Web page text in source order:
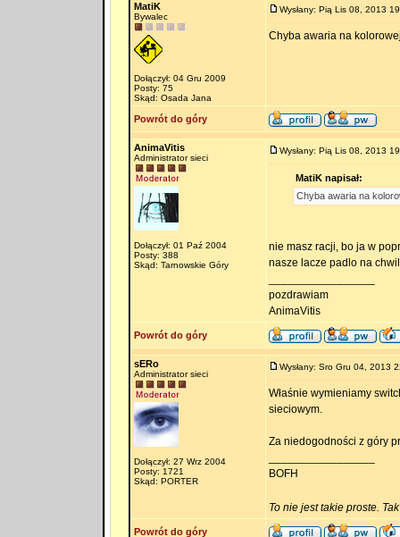
MatiK
Bywalec
Dołączył: 04 Gru 2009
Posty: 75
Skąd: Osada Jana
Wysłany: Pią Lis 08, 2013
Chyba awaria na
Powrót do góry
AnimaVitis
Administrator sieci
Dołączył: 01 Paź 2004
Posty: 388
Skąd: Tarnowskie Góry
Wysłany: Pią Lis 08, 2013
MatiK napisał:
Chyba awaria na
nie masz racji, bo ja w
nasze lacze padlo na
pozdrawiam
AnimaVitis
Powrót do góry
sERo
Administrator sieci
Dołączył: 27 Wrz 2004
Posty: 1721
Skąd: PORTER
Wysłany: Sro Gru 04, 2013
Właśnie wymieniamy
sieciowym.
Za niedogodności z góry
BOFH
To nie jest takie proste.
Powrót do góry